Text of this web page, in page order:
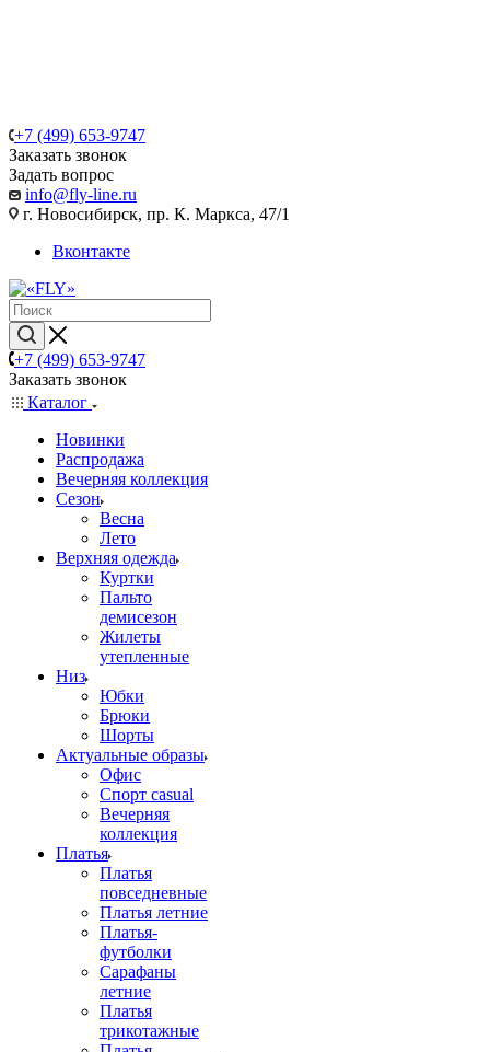
+7 (499) 653-9747
Заказать звонок
Задать вопрос
info@fly-line.ru
г. Новосибирск, пр. К. Маркса, 47/1
Вконтакте
+7 (499) 653-9747
Заказать звонок
Каталог
Новинки
Распродажа
Вечерняя коллекция
Сезон
Весна
Лето
Верхняя одежда
Куртки
Пальто
демисезон
Жилеты
утепленные
Низ
Юбки
Брюки
Шорты
Актуальные образы
Офис
Спорт casual
Вечерняя
коллекция
Платья
Платья
повседневные
Платья летние
Платья-
футболки
Сарафаны
летние
Платья
трикотажные